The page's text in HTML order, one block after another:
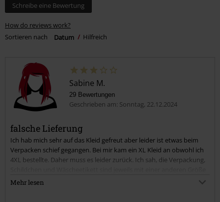
Schreibe eine Bewertung
How do reviews work?
Sortieren nach
Datum Hilfreich
Sabine M.
29 Bewertungen
Geschrieben am: Sonntag, 22.12.2024
falsche Lieferung
Ich hab mich sehr auf das Kleid gefreut aber leider ist etwas beim
Verpacken schief gegangen. Bei mir kam ein XL Kleid an obwohl ich
4XL bestellte. Daher muss es leider zurück. Ich sah, die Verpackung,
beschriftet - ich vermute daher kam die Verwechslung. Vielleicht
Mehr lesen